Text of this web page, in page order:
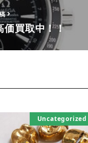
買取中！！
Uncategorized